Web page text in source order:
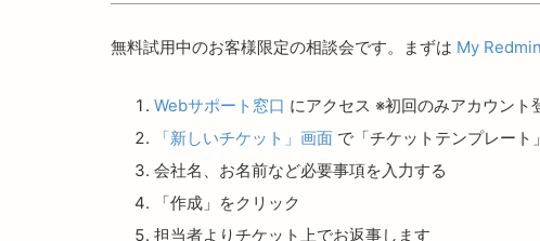
無料試用中のお客様限定の相談会です。まずは My
Webサポート窓口 にアクセス ※初回のみアカウント
「新しいチケット」画面 で「チケットテンプレー
会社名、お名前など必要事項を入力する
「作成」をクリック
担当者よりチケット上でお返事します